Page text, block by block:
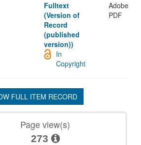
Fulltext
(Version of
Record
(published
version))
Adobe
PDF
In
Copyright
FULL ITEM RECORD
Page view(s)
273